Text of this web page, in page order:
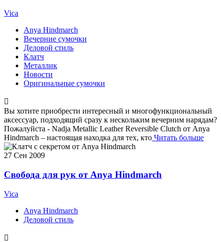
Vica
Anya Hindmarch
Вечерние сумочки
Деловой стиль
Клатч
Металлик
Новости
Оригинальные сумочки
Вы хотите приобрести интересный и многофункциональный
аксессуар, подходящий сразу к нескольким вечерним нарядам?
Пожалуйста - Nadja Metallic Leather Reversible Clutch от Anya
Hindmarch – настоящая находка для тех, кто Читать больше
27 Сен 2009
Свобода для рук от Anya Hindmarch
Vica
Anya Hindmarch
Деловой стиль